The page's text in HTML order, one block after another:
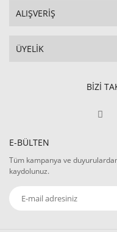
ALIŞVERİŞ
ÜYELİK
BİZİ
E-BÜLTEN
Tüm kampanya ve
kaydolunuz.